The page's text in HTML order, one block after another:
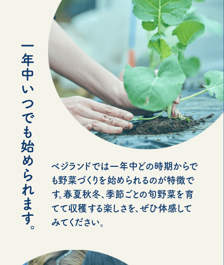
ベジランドでは一年中どの時期からで
も野菜づくりを始められるのが特徴で
す。春夏秋冬、季節ごとの旬野菜を育
てて収穫する楽しさを、ぜひ体感して
みてください。